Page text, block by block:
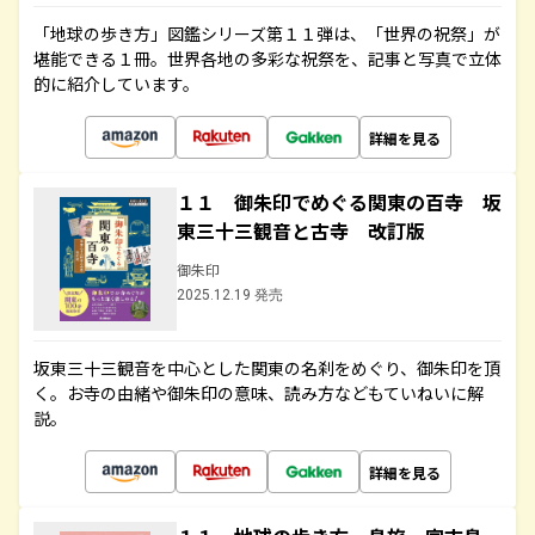
「地球の歩き方」図鑑シリーズ第１１弾は、「世界の祝祭」が
堪能できる１冊。世界各地の多彩な祝祭を、記事と写真で立体
的に紹介しています。
詳細を見る
１１ 御朱印でめぐる関東の百寺 坂
東三十三観音と古寺 改訂版
御朱印
2025.12.19 発売
坂東三十三観音を中心とした関東の名刹をめぐり、御朱印を頂
く。お寺の由緒や御朱印の意味、読み方などもていねいに解
説。
詳細を見る